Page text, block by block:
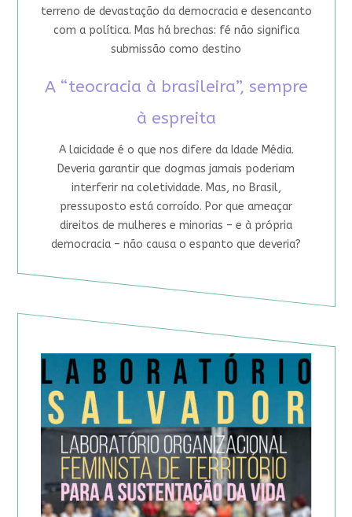
terreno de devastação da democracia e desencanto
com a política. Mas há brechas: fé não significa
submissão como destino
A “teocracia à brasileira”, sempre
à espreita
A laicidade é o que nos difere da Idade Média.
Deveria garantir que dogmas jamais poderiam
interferir na coletividade. Mas, no Brasil,
pressuposto está corroído. Por que ameaçar
direitos de mulheres e minorias – e à própria
democracia – não causa o espanto que deveria?